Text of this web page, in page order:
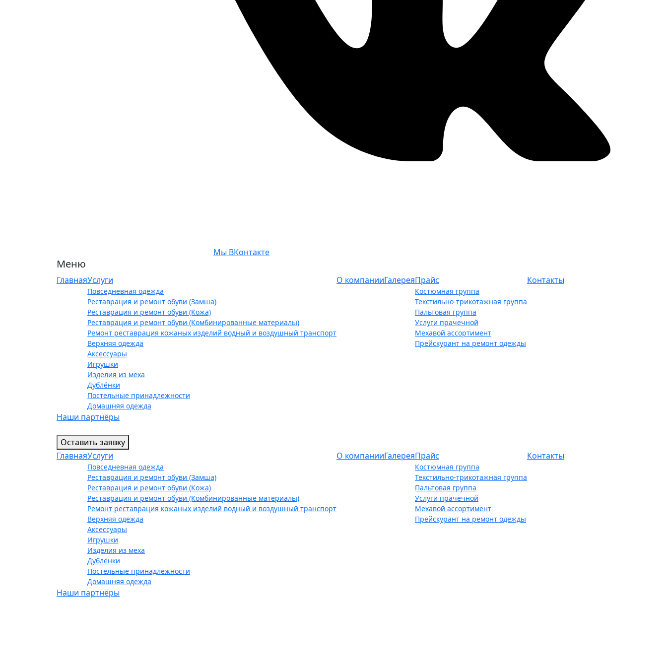
Мы ВКонтакте
Меню
ГлавнаяУслуги
Повседневная одежда
Реставрация и ремонт обуви (Замша)
Реставрация и ремонт обуви (Кожа)
Реставрация и ремонт обуви (Комбинированные материалы)
Ремонт реставрация кожаных изделий водный и воздушный транспорт
Верхняя одежда
Аксессуары
Игрушки
Изделия из меха
Дублёнки
Постельные принадлежности
Домашняя одежда
О компанииГалереяПрайс
Костюмная группа
Текстильно-трикотажная группа
Пальтовая группа
Услуги прачечной
Мехавой ассортимент
Прейскурант на ремонт одежды
Контакты
Наши партнёры
Оставить заявку
ГлавнаяУслуги
Повседневная одежда
Реставрация и ремонт обуви (Замша)
Реставрация и ремонт обуви (Кожа)
Реставрация и ремонт обуви (Комбинированные материалы)
Ремонт реставрация кожаных изделий водный и воздушный транспорт
Верхняя одежда
Аксессуары
Игрушки
Изделия из меха
Дублёнки
Постельные принадлежности
Домашняя одежда
О компанииГалереяПрайс
Костюмная группа
Текстильно-трикотажная группа
Пальтовая группа
Услуги прачечной
Мехавой ассортимент
Прейскурант на ремонт одежды
Контакты
Наши партнёры